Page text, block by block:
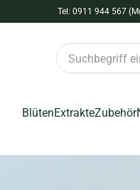
Tel: 0911 944 567
BlütenExtrakteZubehör